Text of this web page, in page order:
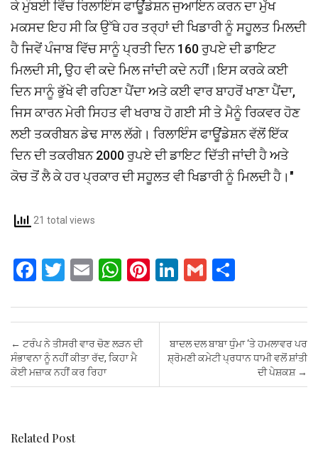
ਕੇ ਮੁੰਬਈ ਵਿੱਚ ਰਿਲਾਇੰਸ ਫਾਊਂਡੇਸ਼ਨ ਜੁਆਇਨ ਕਰਨ ਦਾ ਮੁੱਖ
ਮਕਸਦ ਇਹ ਸੀ ਕਿ ਉੱਥੇ ਹਰ ਤਰ੍ਹਾਂ ਦੀ ਖਿਡਾਰੀ ਨੂੰ ਸਹੂਲਤ ਮਿਲਦੀ
ਹੈ ਜਿਵੇਂ ਪੰਜਾਬ ਵਿੱਚ ਸਾਨੂੰ ਪ੍ਰਤੀ ਦਿਨ 160 ਰੁਪਏ ਦੀ ਡਾਇਟ
ਮਿਲਦੀ ਸੀ, ਉਹ ਵੀ ਕਦੇ ਮਿਲ ਜਾਂਦੀ ਕਦੇ ਨਹੀਂ।ਇਸ ਕਰਕੇ ਕਈ
ਦਿਨ ਸਾਨੂੰ ਭੁੱਖੇ ਵੀ ਰਹਿਣਾ ਪੈਂਦਾ ਅਤੇ ਕਈ ਵਾਰ ਬਾਹਰੋਂ ਖਾਣਾ ਪੈਂਦਾ,
ਜਿਸ ਕਾਰਨ ਮੇਰੀ ਸਿਹਤ ਵੀ ਖਰਾਬ ਹੋ ਗਈ ਸੀ ਤੇ ਮੈਨੂੰ ਰਿਕਵਰ ਹੋਣ
ਲਈ ਤਕਰੀਬਨ ਡੇਢ ਸਾਲ ਲੱਗੇ। ਰਿਲਾਇੰਸ ਫਾਊਂਡੇਸ਼ਨ ਵੱਲੋਂ ਇੱਕ
ਦਿਨ ਦੀ ਤਕਰੀਬਨ 2000 ਰੁਪਏ ਦੀ ਡਾਇਟ ਦਿੱਤੀ ਜਾਂਦੀ ਹੈ ਅਤੇ
ਕੋਚ ਤੋਂ ਲੈ ਕੇ ਹਰ ਪ੍ਰਕਾਰ ਦੀ ਸਹੂਲਤ ਵੀ ਖਿਡਾਰੀ ਨੂੰ ਮਿਲਦੀ ਹੈ।"
21 total views
F
ce
b
o
o
T
tt
er
E
ail
W
at
s
A
p
Pi
er
es
Li
ke
dI
n
G
ail ar
e
Post navigation
← ਟਰੰਪ ਨੇ ਤੀਸਰੀ ਵਾਰ ਚੋਣ ਲੜਨ ਦੀ
ਸੰਭਾਵਨਾ ਨੂੰ ਨਹੀਂ ਕੀਤਾ ਰੱਦ, ਕਿਹਾ ਮੈ
ਕੋਈ ਮਜ਼ਾਕ ਨਹੀਂ ਕਰ ਰਿਹਾ
ਬਾਦਲ ਦਲ ਬਾਬਾ ਧੁੰਮਾ ‘ਤੇ ਹਮਲਾਵਰ ਪਰ
ਸ਼੍ਰੋਮਣੀ ਕਮੇਟੀ ਪ੍ਰਧਾਨ ਧਾਮੀ ਵਲੋਂ ਸ਼ਾਂਤੀ
ਦੀ ਪੇਸ਼ਕਸ਼ →
Related Post